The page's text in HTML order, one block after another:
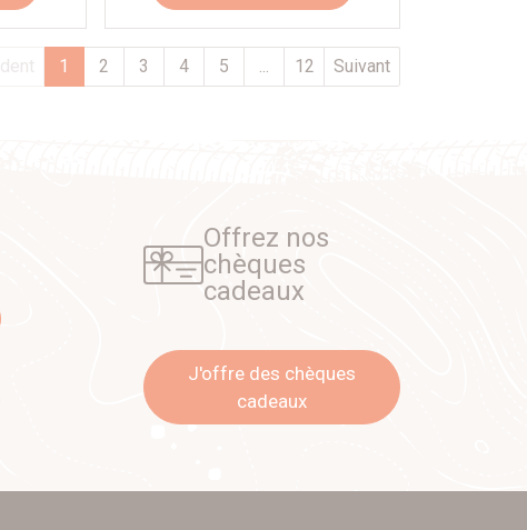
1 2 3 4 5 ... 12 Suivant
Offrez nos
chèques
cadeaux
J'offre des chèques
cadeaux